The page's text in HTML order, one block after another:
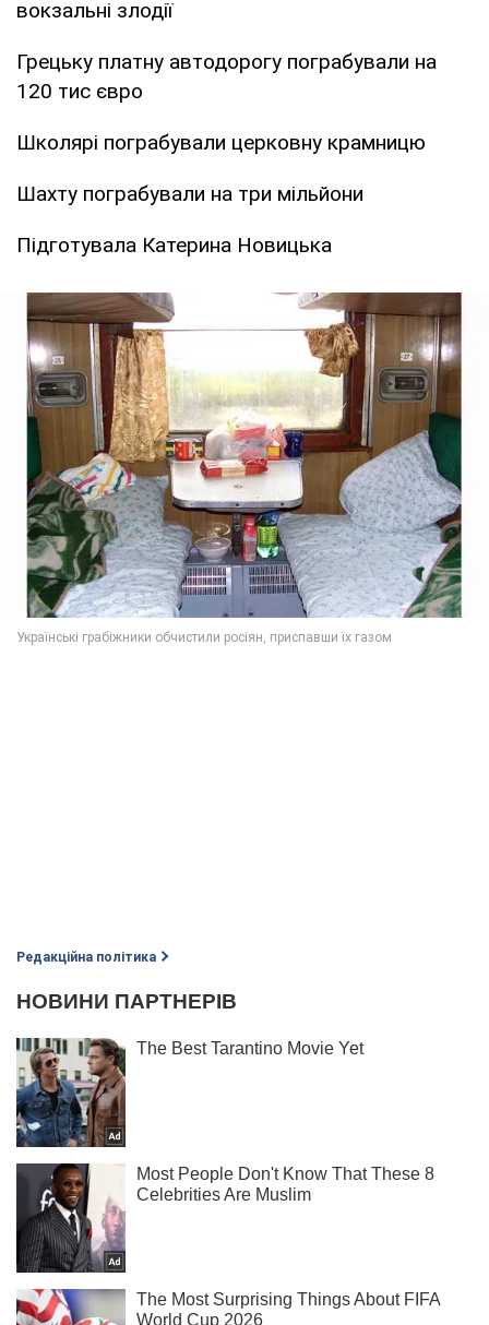
вокзальні злодії
Грецьку платну автодорогу пограбували на
120 тис євро
Школярі пограбували церковну крамницю
Шахту пограбували на три мільйони
Підготувала Катерина Новицька
Редакційна політика